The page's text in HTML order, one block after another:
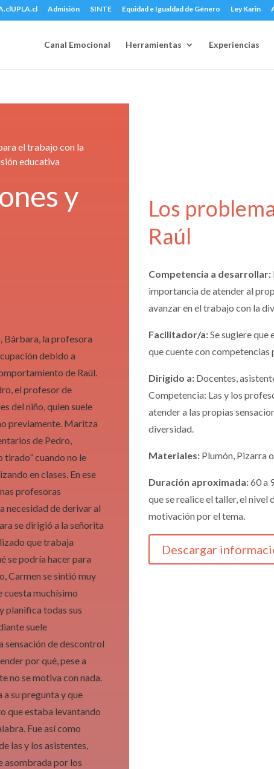
UPLA.cl Admisión SINTE Equidad e Igualdad de Género Ley Karin
Canal Emocional Herramientas Experiencias
el trabajo con la
educativa
y
Bárbara, la profesora
debido a
de Raúl.
el profesor de
del niño, quien suele
previamente. Maritza
de Pedro,
tirado” cuando no le
en clases. En ese
profesoras
necesidad de derivar al
se dirigió a la señorita
que trabaja
se podría hacer para
Carmen se sintió muy
cuesta muchísimo
planifica todas sus
suele
sensación de descontrol
por qué, pese a
no se motiva con nada.
su pregunta y que
que estaba levantando
Fue así como
las y los asistentes,
asombrada por los
Los
Raúl
Competencia a desarrollar:
importancia de atender al
avanzar en el trabajo con la
Facilitador/a:Se sugiere
que cuente con
Dirigido a: Docentes,
Competencia: Las y los
atender a las propias
diversidad.
Materiales: Plumón, Pizarra
Duración aproximada:60 a
que se realice el taller, el nivel
motivación por el tema.
Descargar